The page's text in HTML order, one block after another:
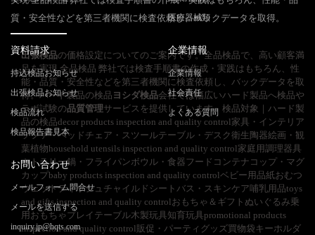
質・安全性などを第三者機関に検査依頼し、バックデータを取得。
出張検品の価格設定についてのご案内です。全品検品で、高い顧客満
足を実現 全品検品 弊社では検査手順書の作成・実践はもちろん、性
能・品質・安全性などを第三者機関に検査依頼し、バックデータを取
得。ハード製品の検品 ヨシダ検品会社では幅広いハード製品へ検品や
ラボ試験の品質管理サービスを提供しています。検品対象｜ハード製
品の検品decor products inspection and quality control家具・インテリア
ソファ・ベッドチェア・スツールテーブル・デスク衛生陶器絵画・観
葉植物household utensils inspection and quality control家庭用調理器具
カトラリー鍋・フライパンボウル・食器フードコンテナコップ・マグ
カップbaby products inspection and quality controlベビー用品紙おむつ
ウェットティッシュチャイルドシートバス・スキンケア哺乳用品toys
and gifts inspection and quality controlおもちゃ＆ギフトぬいぐるみ乗
用おもちゃプレイテーブル木製玩具知育玩具promotional products
inspection and quality control販促・パーティグッズ買物袋キーホルダ
医療器械類
資料請求
持込検品お知らせ
出張検品お知らせ
検品流れ
検品報告書見本
企業情報
企業情報
社会責任
よくある質問
お問い合わせ
メールフォーム問合せ
メールを送信する
inquiry.jp@hqts.com